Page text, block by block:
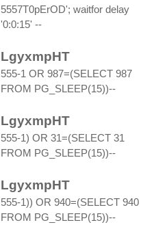
5557T0pErOD'; waitfor delay
'0:0:15' --
LgyxmpHT
555-1 OR 987=(SELECT 987
FROM PG_SLEEP(15))--
LgyxmpHT
555-1) OR 31=(SELECT 31
FROM PG_SLEEP(15))--
LgyxmpHT
555-1)) OR 940=(SELECT 940
FROM PG_SLEEP(15))--